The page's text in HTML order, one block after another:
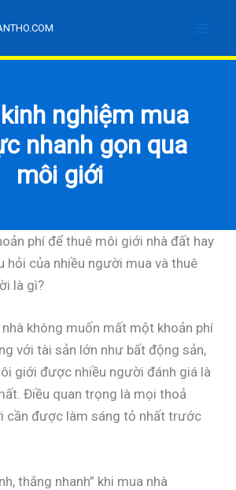
nghiệm mua
nhanh gọn qua
môi giới
phí để thuê môi giới nhà đất hay
hỏi của nhiều người mua và thuê
là gì?
không muốn mất một khoản phí
với tài sản lớn như bất động sản,
giới được nhiều người đánh giá là
Điều quan trọng là mọi thoả
cần được làm sáng tỏ nhất trước
thắng nhanh” khi mua nhà